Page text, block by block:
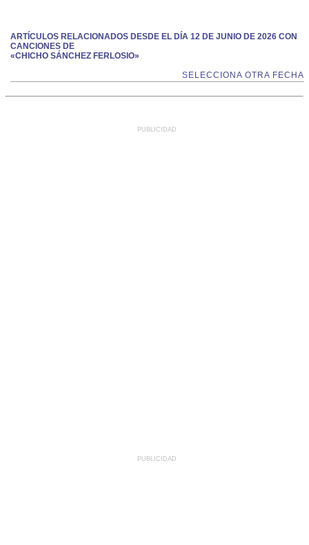
ARTÍCULOS RELACIONADOS DESDE EL DÍA 12 DE JUNIO DE 2026 CON
CANCIONES DE
«CHICHO SÁNCHEZ FERLOSIO»
SELECCIONA OTRA FECHA
PUBLICIDAD
PUBLICIDAD